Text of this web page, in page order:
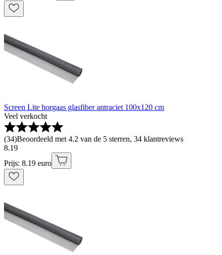
Screen Lite horgaas glasfiber antraciet 100x120 cm
Veel verkocht
(34)Beoordeeld met 4.2 van de 5 sterren, 34 klantreviews
8.19
Prijs: 8.19 euro